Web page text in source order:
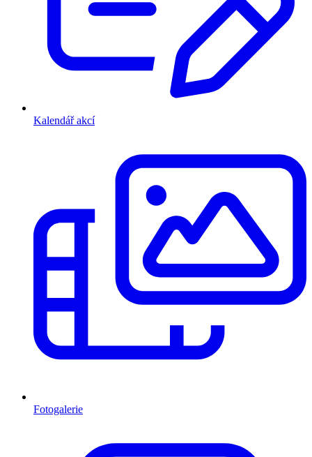
Kalendář akcí
Fotogalerie